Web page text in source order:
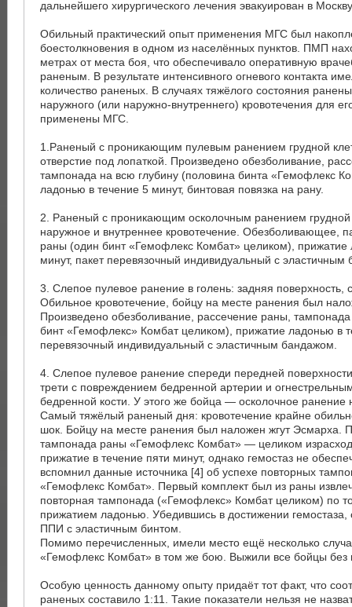
дальнейшего хирургического лечения эвакуирован в
Обильный практический опыт применения МГС был
боестолкновения в одном из населённых пунктов. ПМП
метрах от места боя, что обеспечивало оперативную
раненым. В результате интенсивного огневого контакта
количество раненых. В случаях тяжёлого состояния
наружного (или наружно-внутреннего) кровотечения для
применены МГС.
1.Раненый с проникающим пулевым ранением грудной
отверстие под лопаткой. Произведено обезболивание,
тампонада на всю глубину (половина бинта «Гемофлекс
ладонью в течение 5 минут, бинтовая повязка на рану.
2. Раненый с проникающим осколочным ранением
наружное и внутреннее кровотечение. Обезболивающее,
раны (один бинт «Гемофлекс Комбат» целиком), прижатие
минут, пакет перевязочный индивидуальный с
3. Слепое пулевое ранение в голень: задняя поверхность,
Обильное кровотечение, бойцу на месте ранения был
Произведено обезболивание, рассечение раны,
бинт «Гемофлекс» Комбат целиком), прижатие ладонью в
перевязочный индивидуальный с эластичным бандажом.
4. Слепое пулевое ранение спереди передней
трети с повреждением бедренной артерии и
бедренной кости. У этого же бойца — осколочное ранение
Самый тяжёлый раненый дня: кровотечение крайне
шок. Бойцу на месте ранения был наложен жгут Эсмарха.
тампонада раны «Гемофлекс Комбат» — целиком
прижатие в течение пяти минут, однако гемостаз не
вспомнил данные источника [4] об успехе повторных
«Гемофлекс Комбат». Первый комплект был из раны
повторная тампонада («Гемофлекс» Комбат целиком) по
прижатием ладонью. Убедившись в достижении гемостаза,
ППИ с эластичным бинтом.
Помимо перечисленных, имели место ещё несколько
«Гемофлекс Комбат» в том же бою. Выжили все бойцы без
Особую ценность данному опыту придаёт тот факт, что
раненых составило 1:11. Такие показатели нельзя не